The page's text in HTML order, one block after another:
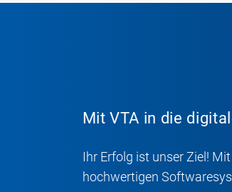
Mit VTA in die
Ihr Erfolg ist unser Ziel!
hochwertigen